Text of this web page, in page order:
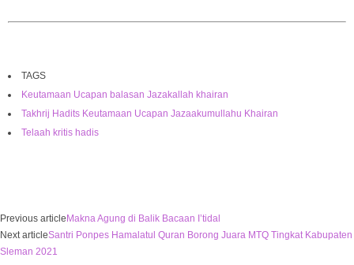
TAGS
Keutamaan Ucapan balasan Jazakallah khairan
Takhrij Hadits Keutamaan Ucapan Jazaakumullahu Khairan
Telaah kritis hadis
Previous articleMakna Agung di Balik Bacaan I’tidal
Next articleSantri Ponpes Hamalatul Quran Borong Juara MTQ Tingkat Kabupaten
Sleman 2021